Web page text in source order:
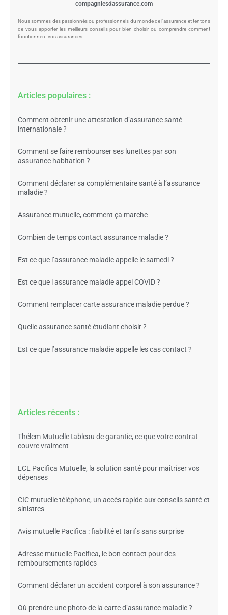
compagniesdassurance.com
Nous sommes des passionnés ou professionnels du monde de l'assurance et tentons
de vous apporter les meilleurs conseils pour bien choisir ou comprendre comment
fonctionnent vos assurances.
Articles populaires :
Comment obtenir une attestation d’assurance santé
internationale ?
Comment se faire rembourser ses lunettes par son
assurance habitation ?
Comment déclarer sa complémentaire santé à l’assurance
maladie ?
Assurance mutuelle, comment ça marche
Combien de temps contact assurance maladie ?
Est ce que l’assurance maladie appelle le samedi ?
Est ce que l assurance maladie appel COVID ?
Comment remplacer carte assurance maladie perdue ?
Quelle assurance santé étudiant choisir ?
Est ce que l’assurance maladie appelle les cas contact ?
Articles récents :
Thélem Mutuelle tableau de garantie, ce que votre contrat
couvre vraiment
LCL Pacifica Mutuelle, la solution santé pour maîtriser vos
dépenses
CIC mutuelle téléphone, un accès rapide aux conseils santé et
sinistres
Avis mutuelle Pacifica : fiabilité et tarifs sans surprise
Adresse mutuelle Pacifica, le bon contact pour des
remboursements rapides
Comment déclarer un accident corporel à son assurance ?
Où prendre une photo de la carte d’assurance maladie ?